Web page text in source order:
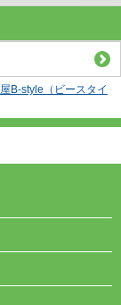
B-style（ビースタイ